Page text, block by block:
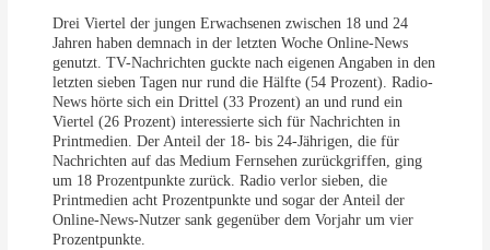
Drei Viertel der jungen Erwachsenen zwischen 18 und 24
Jahren haben demnach in der letzten Woche Online-News
genutzt. TV-Nachrichten guckte nach eigenen Angaben in den
letzten sieben Tagen nur rund die Hälfte (54 Prozent). Radio-
News hörte sich ein Drittel (33 Prozent) an und rund ein
Viertel (26 Prozent) interessierte sich für Nachrichten in
Printmedien. Der Anteil der 18- bis 24-Jährigen, die für
Nachrichten auf das Medium Fernsehen zurückgriffen, ging
um 18 Prozentpunkte zurück. Radio verlor sieben, die
Printmedien acht Prozentpunkte und sogar der Anteil der
Online-News-Nutzer sank gegenüber dem Vorjahr um vier
Prozentpunkte.